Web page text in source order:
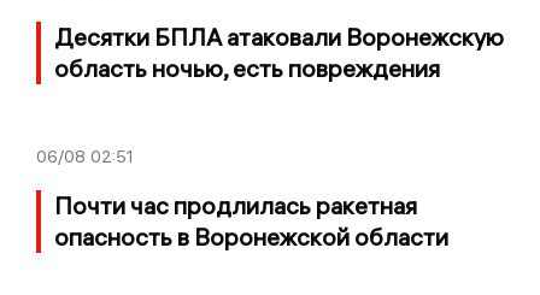
Десятки БПЛА атаковали Воронежскую
область ночью, есть повреждения
06/08 02:51
Почти час продлилась ракетная
опасность в Воронежской области